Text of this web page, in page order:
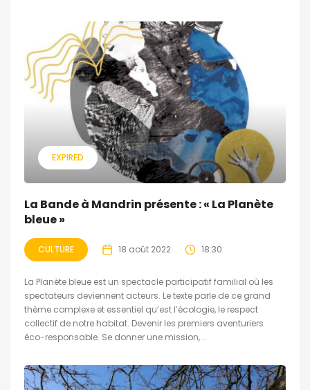
EXPIRED
La Bande à Mandrin présente : « La Planète
bleue »
CULTURE 18 août 2022 18:30
La Planète bleue est un spectacle participatif familial où les
spectateurs deviennent acteurs. Le texte parle de ce grand
thème complexe et essentiel qu’est l’écologie, le respect
collectif de notre habitat. Devenir les premiers aventuriers
éco-responsable. Se donner une mission,...